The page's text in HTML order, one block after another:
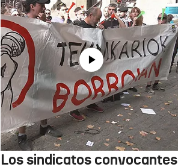
Los sindicatos convocantes